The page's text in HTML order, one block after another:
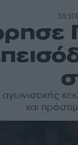
18:10
αγωνιστικής
και